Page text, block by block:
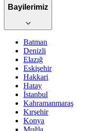
Bayilerimiz
Batman
Denizli
Elazığ
Eskişehir
Hakkari
Hatay
İstanbul
Kahramanmaraş
Kırşehir
Konya
Muğla